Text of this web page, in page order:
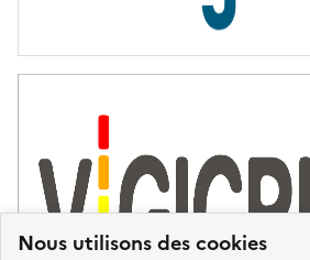
Nous utilisons des cookies